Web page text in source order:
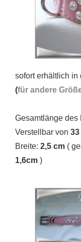
sofort erhältlich in
(für andere
Gesamtlänge des
Verstellbar von 33
Breite: 2,5 cm (
1,6cm )